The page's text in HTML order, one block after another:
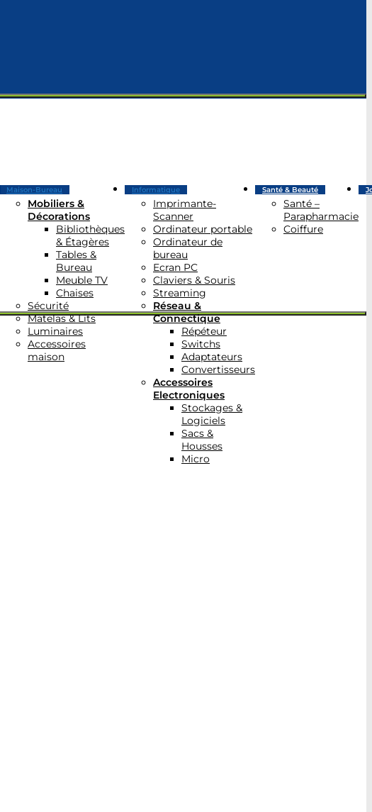
Maison-Bureau
Mobiliers &
Décorations
Bibliothèques
& Étagères
Tables &
Bureau
Meuble TV
Chaises
Sécurité
Matelas & Lits
Luminaires
Accessoires
maison
Informatique
Imprimante-
Scanner
Ordinateur portable
Ordinateur de
bureau
Ecran PC
Claviers & Souris
Streaming
Réseau &
Connectique
Répéteur
Switchs
Adaptateurs
Convertisseurs
Accessoires
Electroniques
Stockages &
Logiciels
Sacs &
Housses
Micro
Santé & Beauté
Santé –
Parapharmacie
Coiffure